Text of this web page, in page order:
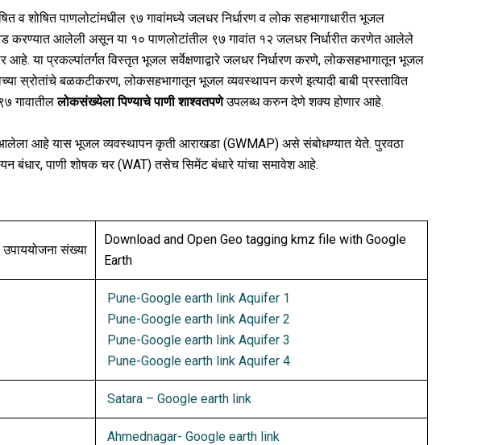
शोषित पाणलोटांमधील ९७ गावांमध्ये जलधर निर्धारण व लोक सहभागाधारीत भूजल
करण्यात आलेली असून या १० पाणलोटांतील ९७ गावांत १२ जलधर निर्धारीत करणेत आलेले
या प्रकल्पांतर्गत विस्तृत भूजल सर्वेक्षणाद्वारे जलधर निर्धारण करणे, लोकसहभागातून भूजल
स्रोतांचे बळकटीकरण, लोकसहभागातून भूजल व्यवस्थापन करणे इत्यादी बाबी प्रस्तावित
गावातीललोकसंख्येला पिण्याचे पाणी शाश्वतपणेउपलब्ध करुन देणे शक्य होणार आहे.
आहे यास भूजल व्यवस्थापन कृती आराखडा (GWMAP) असे संबोधण्यात येते. पुरवठा
बंधार, पाणी शोषक चर (WAT) तसेच सिमेंट बंधारे यांचा समावेश आहे.
संख्या
Download and Open Geo tagging kmz file with Google
Earth
Pune-Google earth link Aquifer 1
Pune-Google earth link Aquifer 2
Pune-Google earth link Aquifer 3
Pune-Google earth link Aquifer 4
Satara – Google earth link
Ahmednagar- Google earth link